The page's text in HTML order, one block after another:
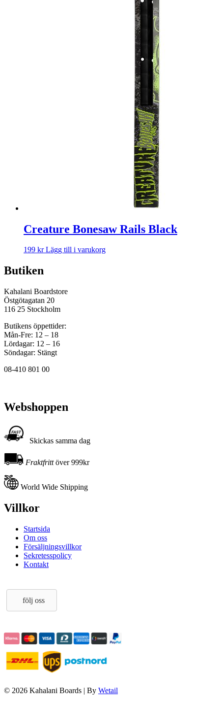
Creature Bonesaw Rails Black
199 kr Lägg till i varukorg
Butiken
Kahalani Boardstore
Östgötagatan 20
116 25 Stockholm
Butikens öppettider:
Mån-Fre: 12 – 18
Lördagar: 12 – 16
Söndagar: Stängt
08-410 801 00
Webshoppen
Skickas samma dag
Fraktfrittöver 999kr
World Wide Shipping
Villkor
Startsida
Om oss
Försäljningsvillkor
Sekretesspolicy
Kontakt
följ oss
© 2026 Kahalani Boards | By Wetail